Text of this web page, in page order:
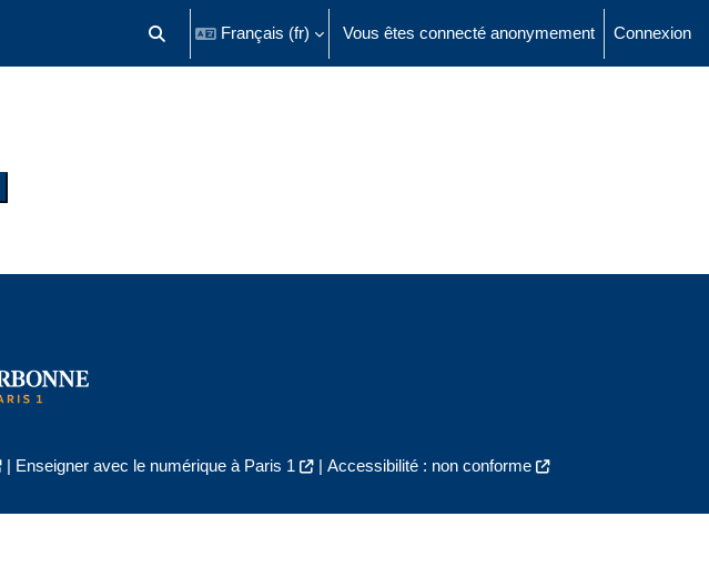
Activer/désactiver la saisie de recherche
Français ‎(fr)‎ Vous êtes connecté anonymement Connexion
| Enseigner avec le numérique à Paris 1 | Accessibilité : non conforme